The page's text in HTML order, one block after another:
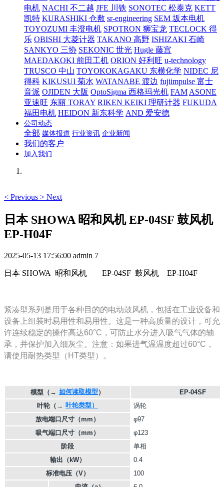
电机 NACHI 不二越 JFE 川铁 SONOTEC 松泰克 KETT
凯特 KURASHIKI 仓敷 sr-engineering SEM 坂本电机
TOYOZUMI 丰澄电机 SPOTRON 狮宝龙 TECLOCK 得
乐 OBISHI 大菱计器 TAKANO 高野 ISHIZAKI 石崎
SANKYO 三协 SEKONIC 世光 Hugle 藤宫
MAEDAKOKI 前田工机 ORION 好利旺 u-technology
TRUSCO 中山 TOYOKOKAGAKU 东横化学 NIDEC 尼
得科 KIKUSUI 菊水 WATANABE 渡边 fujiimpulse 富士
音派 OJIDEN 大阪 OptoSigma 西格玛光机 FAM ASONE
亚速旺 东丽 TORAY RIKEN KEIKI 理研计器 FUKUDA
福田电机 HEIDON 新东科学 AND 爱安德
公司动态
全部 媒体报道 行业资讯 企业新闻
我们的客户
加入我们
< Previous > Next
日本 SHOWA 昭和风机 EP-04SF 鼓风机
EP-H04F
2025-05-13 17:56:00 admin 7
日本 SHOWA 昭和风机 EP-04SF 鼓风机 EP-H04F
紧凑型系列是用于各种目的的电动鼓风机，包括在工业设备和
设备上组装时易用性和易用性。这是一种高质量的设计，可允
许连续稳定的操作高达60°C，可防止水分进入吸气气体的轴
承，并保护加入细灰尘。注意：如果进气温温度超过60°C，
请使用耐热类型（HT类型）。
模型 （→ 如何读取模型 ）
EP-04SF
叶轮 （→ 叶轮类型）
涡轮
放电端口尺寸（mm）
φ97
吸气端口尺寸（mm）
φ123
阶段
单相
输出（kW）
0.4
标准电压（V）
100